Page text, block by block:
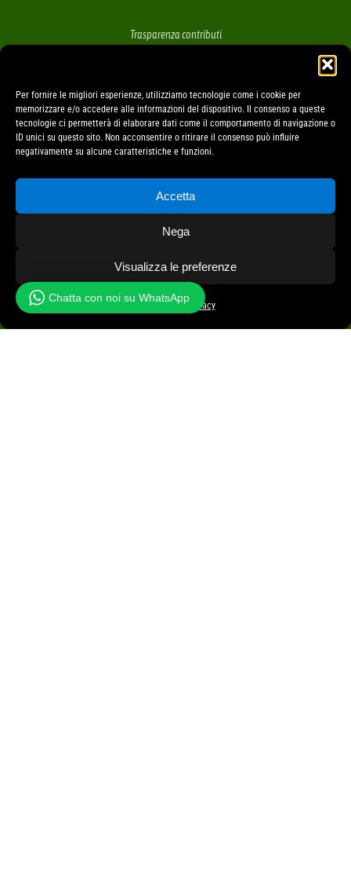
Per fornire le migliori esperienze, utilizziamo tecnologie come i cookie per
memorizzare e/o accedere alle informazioni del dispositivo. Il consenso a queste
tecnologie ci permetterà di elaborare dati come il comportamento di navigazione o
ID unici su questo sito. Non acconsentire o ritirare il consenso può influire
negativamente su alcune caratteristiche e funzioni.
Accetta
Nega
Visualizza le preferenze
Cookie Policy Privacy
Trasparenza contributi
+39 392.9963407
Shop Online
Voucher Regalo
Chatta con noi su WhatsApp